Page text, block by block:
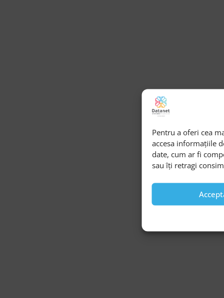
Pentru a oferi cea
accesa informațiile
date, cum ar fi
sau îți retragi